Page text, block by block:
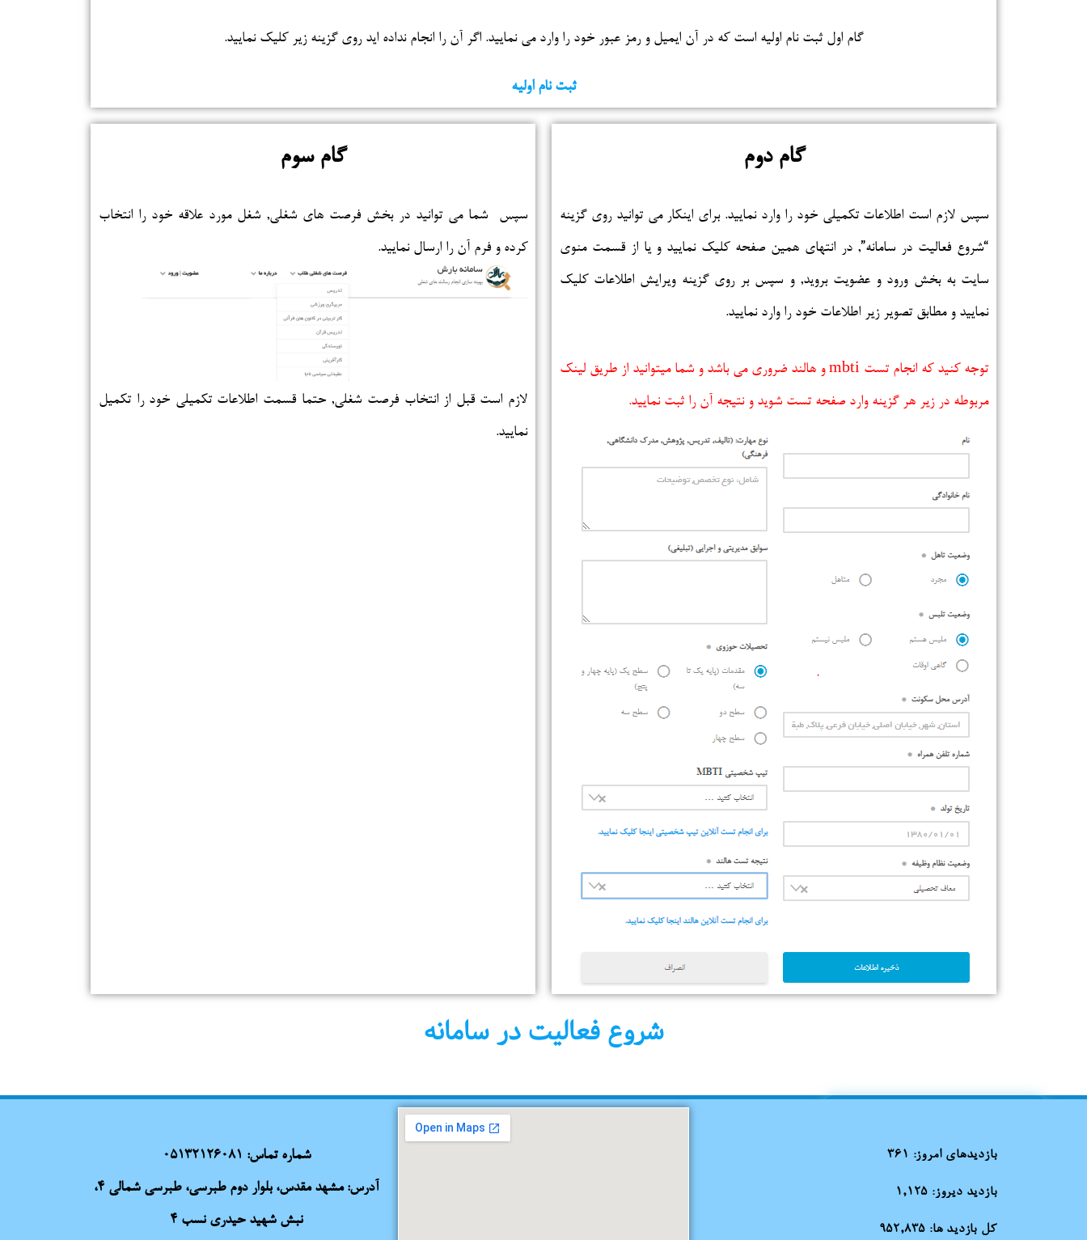
گام اول ثبت نام اولیه است که در آن ایمیل و رمز عبور خود را وارد می نمایید. اگر آن را انجام نداده اید روی گزینه زیر کلیک نمایید.
ثبت نام اولیه
گام دوم
سپس لازم است اطلاعات تکمیلی خود را وارد نمایید. برای اینکار می توانید روی گزینه
“شروع فعالیت در سامانه”, در انتهای همین صفحه کلیک نمایید و یا از قسمت منوی
سایت به بخش ورود و عضویت بروید, و سپس بر روی گزینه ویرایش اطلاعات کلیک
نمایید و مطابق تصویر زیر اطلاعات خود را وارد نمایید.
توجه کنید که انجام تست mbti و هالند ضروری می باشد و شما میتوانید از طریق لینک
مربوطه در زیر هر گزینه وارد صفحه تست شوید و نتیجه آن را ثبت نمایید.
گام سوم
سپس شما می توانید در بخش فرصت های شغلی, شغل مورد علاقه خود را انتخاب
کرده و فرم آن را ارسال نمایید.
لازم است قبل از انتخاب فرصت شغلی, حتما قسمت اطلاعات تکمیلی خود را تکمیل
نمایید.
شروع فعالیت در سامانه
بازدیدهای امروز: 361
بازدید دیروز: 1,125
کل بازدید ها: 952,835
شماره تماس: 05132126081
آدرس: مشهد مقدس، بلوار دوم طبرسی، طبرسی شمالی 4،
نبش شهید حیدری نسب 4